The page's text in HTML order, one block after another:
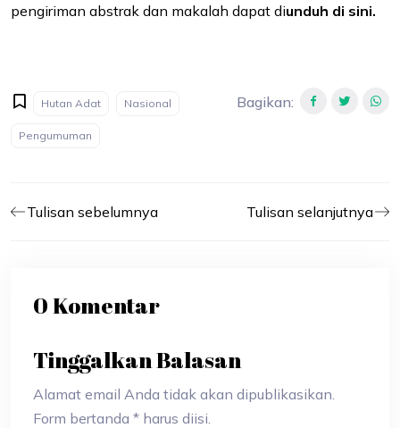
pengiriman abstrak dan makalah dapat diunduh di sini.
Hutan Adat Nasional
Pengumuman
Bagikan:
Tulisan sebelumnya Tulisan selanjutnya
0 Komentar
Tinggalkan Balasan
Alamat email Anda tidak akan dipublikasikan.
Form bertanda * harus diisi.